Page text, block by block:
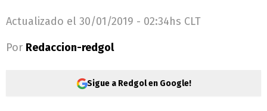
Actualizado el 30/01/2019 - 02:34hs CLT
Por Redaccion-redgol
Sigue a Redgol en Google!